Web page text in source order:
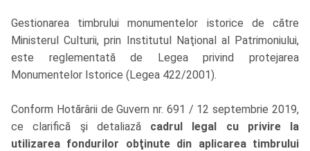
Gestionarea timbrului monumentelor istorice de către
Ministerul Culturii, prin Institutul Naţional al Patrimoniului,
este reglementată de Legea privind protejarea
Monumentelor Istorice (Legea 422/2001).
Conform Hotărârii de Guvern nr. 691 / 12 septembrie 2019,
ce clarifică şi detaliază cadrul legal cu privire la
utilizarea fondurilor obţinute din aplicarea timbrului